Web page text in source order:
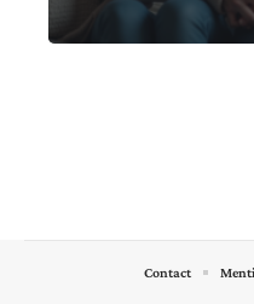
Contact